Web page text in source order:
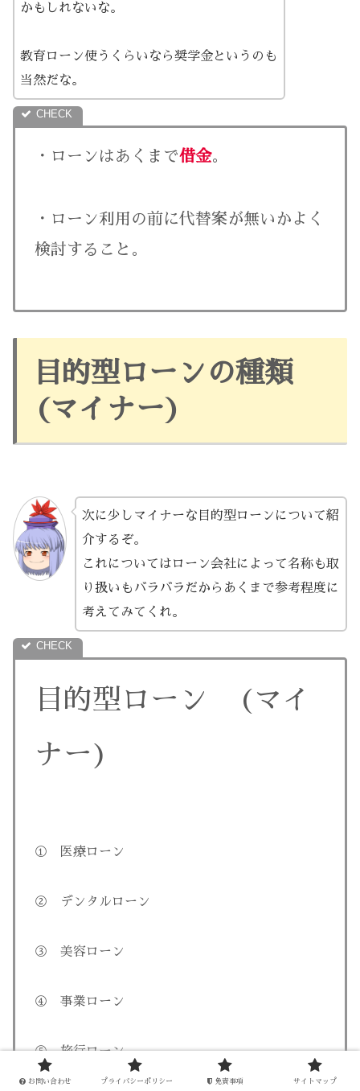
かもしれないな。
教育ローン使うくらいなら奨学金というのも
当然だな。
・ローンはあくまで借金。
・ローン利用の前に代替案が無いかよく
検討すること。
目的型ローンの種類
(マイナー)
次に少しマイナーな目的型ローンについて紹
介するぞ。
これについてはローン会社によって名称も取
り扱いもバラバラだからあくまで参考程度に
考えてみてくれ。
目的型ローン (マイ
ナー)
① 医療ローン
② デンタルローン
③ 美容ローン
④ 事業ローン
⑤ 旅行ローン
お問い合わせ プライバシーポリシー 免責事項 サイトマップ